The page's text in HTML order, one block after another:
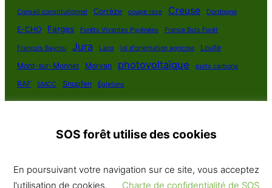
Conseil constitutionnel Corrèze coupe rase Creuse Dordogne
E-CHO Farges Forêts Vivantes Pyrénées France Bois Forêt
François Bayrou Jura Lacq loi d'orientation agricole
Loulle
Mont-sur-Monnet
Morvan photovoltaïque puits carbone
RAF SMCC Snupfen Égletons
SOS Forêt France 2025
Politique de confidentialité· Contact· Plan du site
SOS forêt utilise des cookies
En poursuivant votre navigation sur ce site, vous acceptez
l'utilisation de cookies.
Charte de confidentialité de SOS